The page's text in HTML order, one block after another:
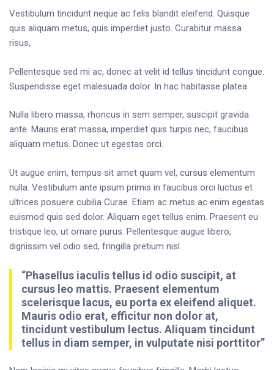
Vestibulum tincidunt neque ac felis blandit eleifend. Quisque
quis aliquam metus, quis imperdiet justo. Curabitur massa
risus,
Pellentesque sed mi ac, donec at velit id tellus tincidunt congue.
Suspendisse eget malesuada dolor. In hac habitasse platea.
Nulla libero massa, rhoncus in sem semper, suscipit gravida
ante. Mauris erat massa, imperdiet quis turpis nec, faucibus
aliquam metus. Donec ut egestas orci.
Ut augue enim, tempus sit amet quam vel, cursus elementum
nulla. Vestibulum ante ipsum primis in faucibus orci luctus et
ultrices posuere cubilia Curae. Etiam ac metus ac enim egestas
euismod quis sed dolor. Aliquam eget tellus enim. Praesent eu
tristique leo, ut ornare purus. Pellentesque augue libero,
dignissim vel odio sed, fringilla pretium nisl.
“Phasellus iaculis tellus id odio suscipit, at
cursus leo mattis. Praesent elementum
scelerisque lacus, eu porta ex eleifend aliquet.
Mauris odio erat, efficitur non dolor at,
tincidunt vestibulum lectus. Aliquam tincidunt
tellus in diam semper, in vulputate nisi porttitor”